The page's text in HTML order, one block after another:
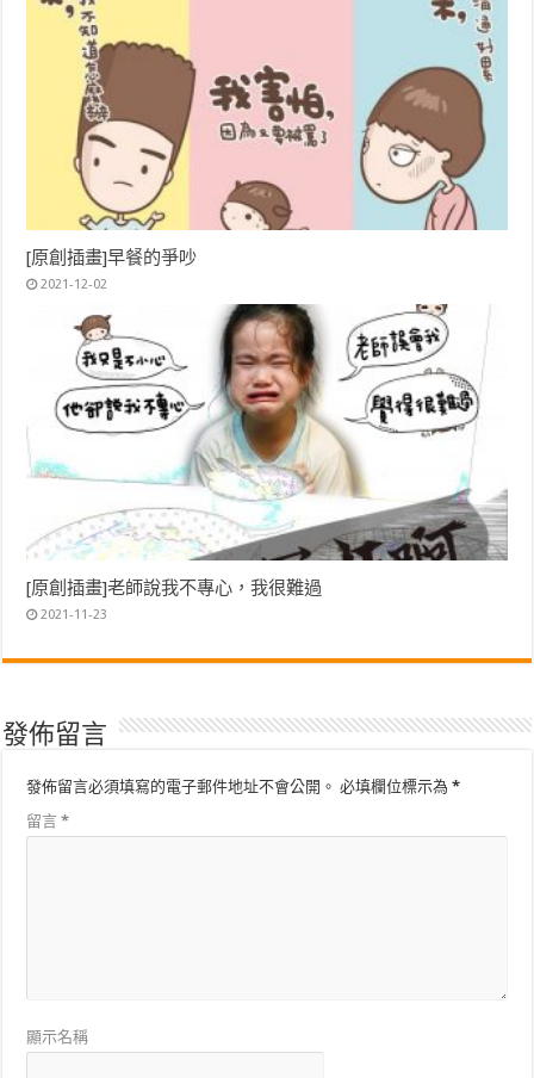
[原創插畫]早餐的爭吵
2021-12-02
[原創插畫]老師說我不專心，我很難過
2021-11-23
發佈留言
發佈留言必須填寫的電子郵件地址不會公開。 必填欄位標示為*
留言*
顯示名稱